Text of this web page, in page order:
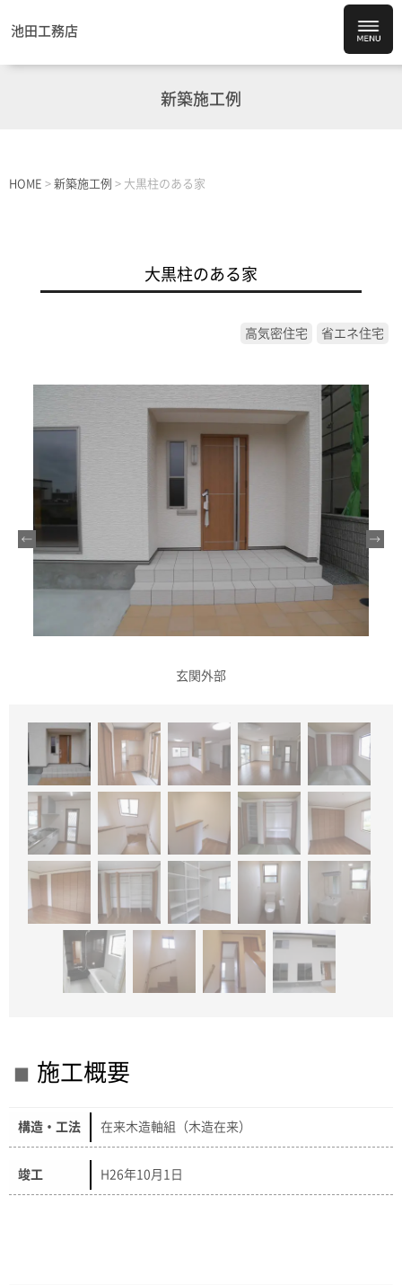
池田工務店
新築施工例
HOME > 新築施工例 > 大黒柱のある家
大黒柱のある家
高気密住宅 省エネ住宅
玄関外部
施工概要
構造・工法 在来木造軸組（木造在来）
竣工 H26年10月1日